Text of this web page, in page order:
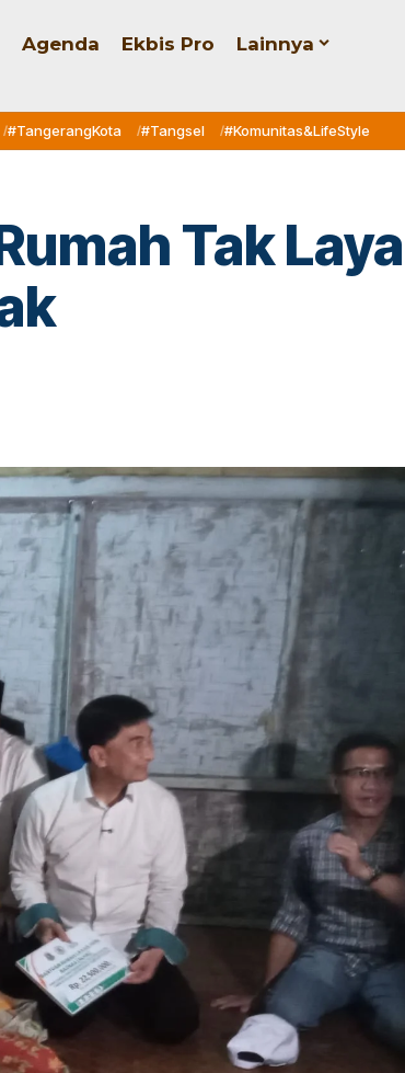
Agenda Ekbis Pro Lainnya
#TangerangKota #Tangsel #Komunitas&LifeStyle
Tak